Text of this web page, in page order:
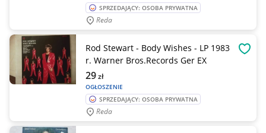
SPRZEDAJĄCY: OSOBA PRYWATNA
Reda
Rod Stewart - Body Wishes - LP 1983
r. Warner Bros.Records Ger EX
OGŁOSZENIE
29zł
SPRZEDAJĄCY: OSOBA PRYWATNA
Reda